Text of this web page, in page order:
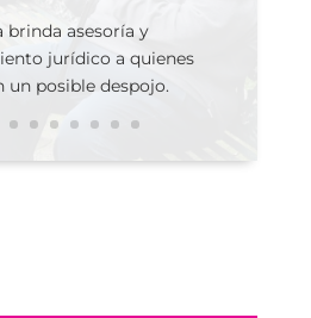
brinda asesoría y
jurídico a quienes
un posible despojo.